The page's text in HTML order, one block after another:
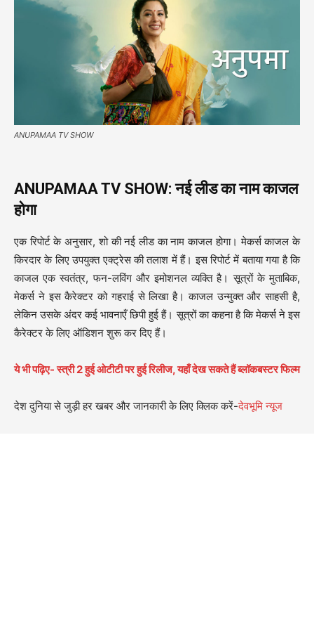
ANUPAMAA TV SHOW
ANUPAMAA TV SHOW: नई लीड का नाम काजल
होगा
एक रिपोर्ट के अनुसार, शो की नई लीड का नाम काजल होगा। मेकर्स काजल के
किरदार के लिए उपयुक्त एक्ट्रेस की तलाश में हैं। इस रिपोर्ट में बताया गया है कि
काजल एक स्वतंत्र, फन-लविंग और इमोशनल व्यक्ति है। सूत्रों के मुताबिक,
मेकर्स ने इस कैरेक्टर को गहराई से लिखा है। काजल उन्मुक्त और साहसी है,
लेकिन उसके अंदर कई भावनाएँ छिपी हुई हैं। सूत्रों का कहना है कि मेकर्स ने इस
कैरेक्टर के लिए ऑडिशन शुरू कर दिए हैं।
ये भी पढ़िए- स्त्री 2 हुई ओटीटी पर हुई रिलीज, यहाँ देख सकते हैं ब्लॉकबस्टर फिल्म
देश दुनिया से जुड़ी हर खबर और जानकारी के लिए क्लिक करें-देवभूमि न्यूज